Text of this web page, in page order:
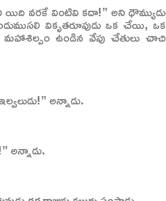
యిది వరకే వింటివి కదా!” అని ధౌమ్యుడు
వికృతరూపుడు ఒక చేయి, ఒక
ఉండిన వేపు చేతులు చాచి
అన్నాడు.
అన్నాడు.